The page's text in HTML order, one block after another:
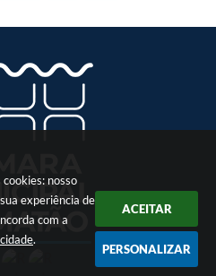
nosso
experiência de
com a
.
ACEITAR
PERSONALIZAR